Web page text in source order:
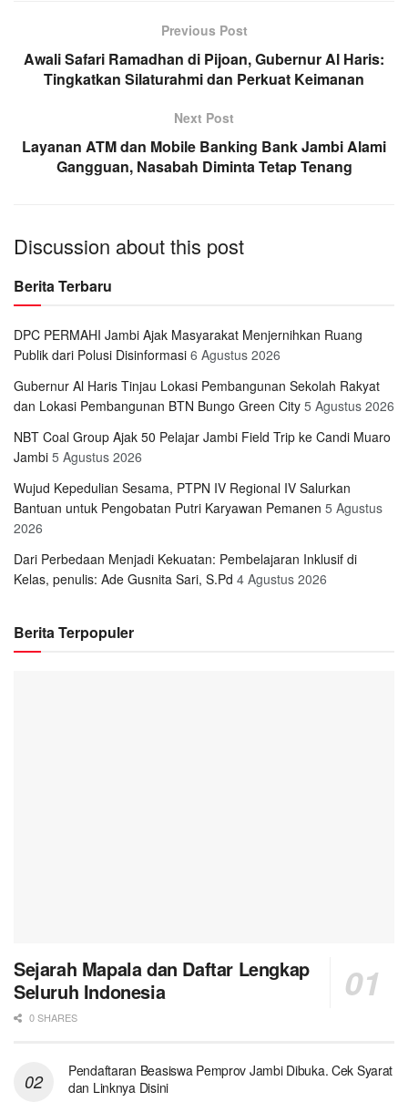
Previous Post
Awali Safari Ramadhan di Pijoan, Gubernur Al Haris:
Tingkatkan Silaturahmi dan Perkuat Keimanan
Next Post
Layanan ATM dan Mobile Banking Bank Jambi Alami
Gangguan, Nasabah Diminta Tetap Tenang
Discussion about this post
Berita Terbaru
DPC PERMAHI Jambi Ajak Masyarakat Menjernihkan Ruang
Publik dari Polusi Disinformasi 6 Agustus 2026
Gubernur Al Haris Tinjau Lokasi Pembangunan Sekolah Rakyat
dan Lokasi Pembangunan BTN Bungo Green City 5 Agustus 2026
NBT Coal Group Ajak 50 Pelajar Jambi Field Trip ke Candi Muaro
Jambi 5 Agustus 2026
Wujud Kepedulian Sesama, PTPN IV Regional IV Salurkan
Bantuan untuk Pengobatan Putri Karyawan Pemanen 5 Agustus
2026
Dari Perbedaan Menjadi Kekuatan: Pembelajaran Inklusif di
Kelas, penulis: Ade Gusnita Sari, S.Pd 4 Agustus 2026
Berita Terpopuler
Sejarah Mapala dan Daftar Lengkap
Seluruh Indonesia
0 SHARES
Pendaftaran Beasiswa Pemprov Jambi Dibuka. Cek Syarat
dan Linknya Disini